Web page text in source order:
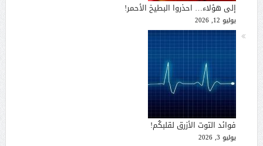
إلى هؤلاء… احذروا البطيخ الأحمر!
يوليو 12, 2026
فوائد التوت الأزرق لقلبكُم!
يوليو 3, 2026